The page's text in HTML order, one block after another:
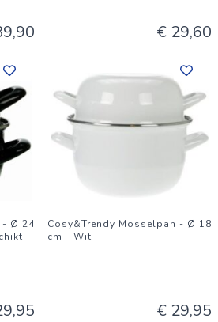
€ 29,60
- Ø 24
Cosy&Trendy Mosselpan - Ø 18
cm - Wit
€ 29,95